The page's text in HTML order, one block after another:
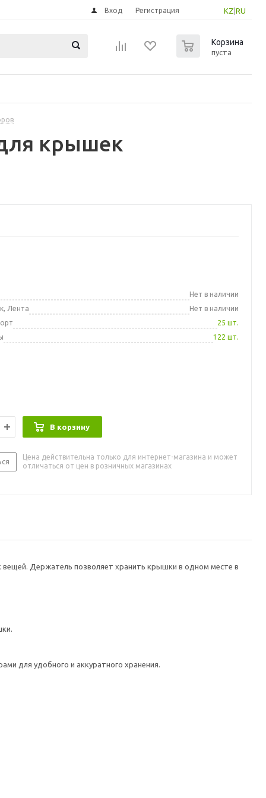
KZ RU
Вход Регистрация
Корзина
пуста
крышек
Нет в наличии
Лента
Нет в наличии
25 шт.
122 шт.
В корзину
Цена действительна только для интернет-магазина и может
отличаться от цен в розничных магазинах
Держатель позволяет хранить крышки в одном месте в
для удобного и аккуратного хранения.